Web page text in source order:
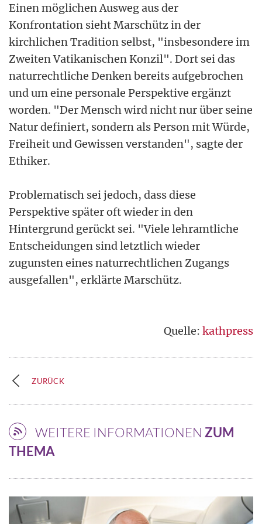
Einen möglichen Ausweg aus der
Konfrontation sieht Marschütz in der
kirchlichen Tradition selbst, "insbesondere im
Zweiten Vatikanischen Konzil". Dort sei das
naturrechtliche Denken bereits aufgebrochen
und um eine personale Perspektive ergänzt
worden. "Der Mensch wird nicht nur über seine
Natur definiert, sondern als Person mit Würde,
Freiheit und Gewissen verstanden", sagte der
Ethiker.
Problematisch sei jedoch, dass diese
Perspektive später oft wieder in den
Hintergrund gerückt sei. "Viele lehramtliche
Entscheidungen sind letztlich wieder
zugunsten eines naturrechtlichen Zugangs
ausgefallen", erklärte Marschütz.
Quelle: kathpress
ZURÜCK
WEITERE INFORMATIONEN ZUM
THEMA